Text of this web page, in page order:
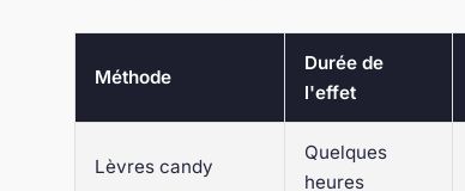
Méthode
Durée de
l'effet
Lèvres candy
Quelques
heures